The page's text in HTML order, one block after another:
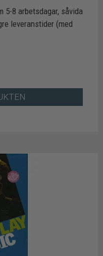
5-8 arbetsdagar, såvida
leveranstider (med